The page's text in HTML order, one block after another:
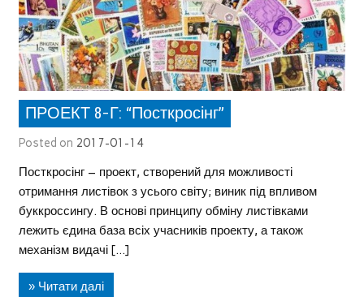
ПРОЕКТ 8-Г: “Посткросінг”
Posted on 2017-01-14
Посткросінг – проект, створений для можливості
отримання листівок з усього світу; виник під впливом
буккроссингу. В основі принципу обміну листівками
лежить єдина база всіх учасників проекту, а також
механізм видачі […]
» Читати далі